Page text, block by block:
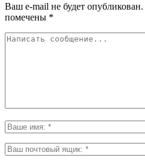
Ваш e-mail не будет опубликован.
помечены *